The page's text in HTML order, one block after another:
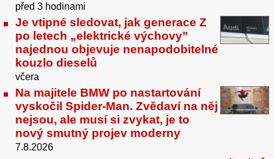
před 3 hodinami
Je vtipné sledovat, jak generace Z
po letech „elektrické výchovy”
najednou objevuje nenapodobitelné
kouzlo dieselů
včera
Na majitele BMW po nastartování
vyskočil Spider-Man. Zvědaví na něj
nejsou, ale musí si zvykat, je to
nový smutný projev moderny
7.8.2026